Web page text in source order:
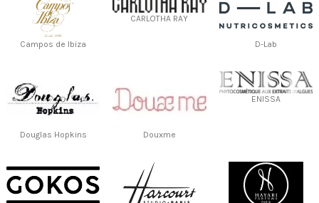
Campos de Ibiza
CARLOTHA RAY
D-Lab
Douglas Hopkins Douxme
ENISSA